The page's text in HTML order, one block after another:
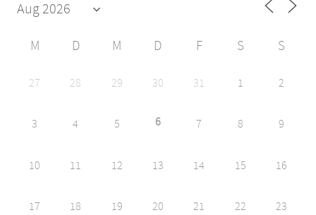
M D M D F S S
27 28 29 30 31 1 2
3 4 5 6 7 8 9
10 11 12 13 14 15 16
17 18 19 20 21 22 23